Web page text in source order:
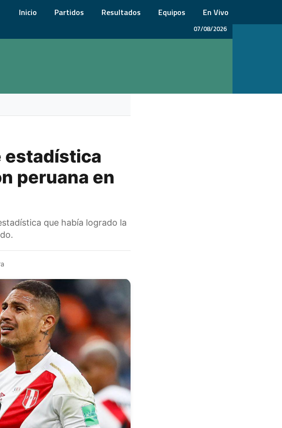
Inicio Partidos Resultados Equipos En Vivo
07/08/2026
estadística
peruana en
que había logrado la